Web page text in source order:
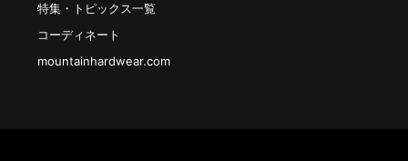
特集・トピックス一覧
コーディネート
mountainhardwear.com